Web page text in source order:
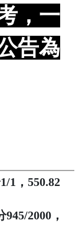
，一
告為
1，550.82
2000，